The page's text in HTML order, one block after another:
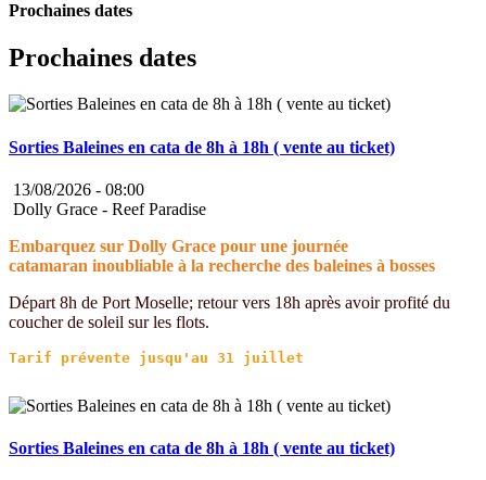
Prochaines dates
Prochaines dates
Sorties Baleines en cata de 8h à 18h ( vente au ticket)
13/08/2026 - 08:00
Dolly Grace - Reef Paradise
Embarquez sur Dolly Grace pour une journée
catamaran inoubliable à la recherche des baleines à bosses
Départ 8h de Port Moselle; retour vers 18h après avoir profité du
coucher de soleil sur les flots.
Sorties Baleines en cata de 8h à 18h ( vente au ticket)